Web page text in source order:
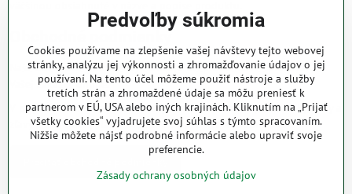
Obchodné podmienky
Naše obchodné podmienky zaručujú bezproblémové spracovanie
Vašej zakázky online.
V prípade, že máte s nami už dojednané obchodné podmienky, ceny a
zľavy z minulosti, platia tie, ktoré sú pre Vás výhodnejšie.
Predvoľby súkromia
Cookies používame na zlepšenie vašej návštevy tejto webovej
stránky, analýzu jej výkonnosti a zhromažďovanie údajov o jej
používaní. Na tento účel môžeme použiť nástroje a služby
tretích strán a zhromaždené údaje sa môžu preniesť k
partnerom v EÚ, USA alebo iných krajinách. Kliknutím na „Prijať
všetky cookies“ vyjadrujete svoj súhlas s týmto spracovaním.
Nižšie môžete nájsť podrobné informácie alebo upraviť svoje
preferencie.
Zásady ochrany osobných údajov